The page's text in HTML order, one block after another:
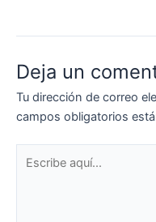
Deja un
Tu dirección de correo
campos obligatorios